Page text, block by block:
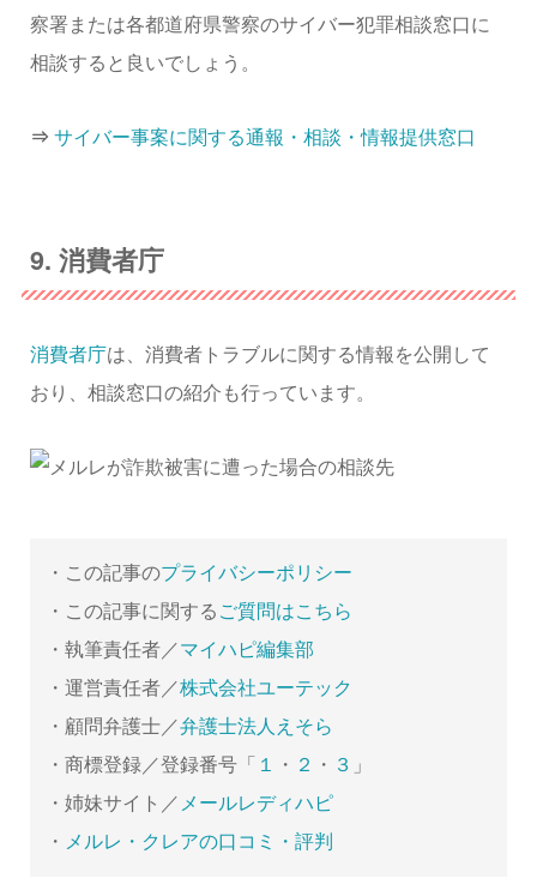
察署または各都道府県警察のサイバー犯罪相談窓口に
相談すると良いでしょう。
⇒ サイバー事案に関する通報・相談・情報提供窓口
9. 消費者庁
消費者庁は、消費者トラブルに関する情報を公開して
おり、相談窓口の紹介も行っています。
・この記事のプライバシーポリシー
・この記事に関する ご質問はこちら
・執筆責任者／マイハピ編集部
・運営責任者／株式会社ユーテック
・顧問弁護士／弁護士法人えそら
・商標登録／登録番号「 １ ・ ２ ・ ３ 」
・姉妹サイト／ メールレディハピ
・ メルレ・クレアの口コミ・評判